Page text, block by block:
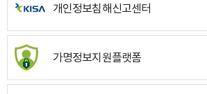
개인정보침해신고센터
가명정보지원플랫폼